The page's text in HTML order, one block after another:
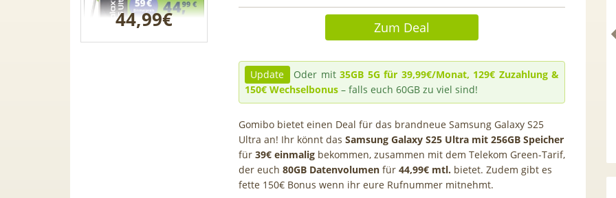
44,99€ Zum Deal
Update Oder mit35GB 5G für 39,99€/Monat, 129€ Zuzahlung &
150€ Wechselbonus – falls euch 60GB zu viel sind!
Gomibo bietet einen Deal für das brandneue Samsung Galaxy S25
Ultra an! Ihr könnt das Samsung Galaxy S25 Ultra mit 256GB Speicher
für 39€ einmalig bekommen, zusammen mit dem Telekom Green-Tarif,
der euch 80GB Datenvolumen für 44,99€ mtl. bietet. Zudem gibt es
fette 150€ Bonus wenn ihr eure Rufnummer mitnehmt.
📱 Apple iPhone 17 (256GB) für
80GB für 29,99€ mit GigaKombi
[Eff. GRATIS!] 📲 Samsung
Galaxy S26 (256GB) für 169€ +
50GB 5G Otelo Vodafone Allnet
für 19,99€ + 50€ BONUS
50€ Wechselbonus! 🎉 50GB 5G
Vodafone Allnet für 7,99€ mtl.
| 0,00€ Anschlusskosten |
5,91€